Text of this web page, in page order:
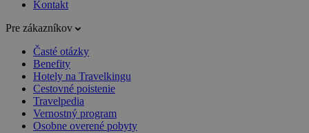
Kontakt
Pre zákazníkov
Časté otázky
Benefity
Hotely na Travelkingu
Cestovné poistenie
Travelpedia
Vernostný program
Osobne overené pobyty